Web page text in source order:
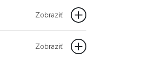
Zobraziť
Zobraziť